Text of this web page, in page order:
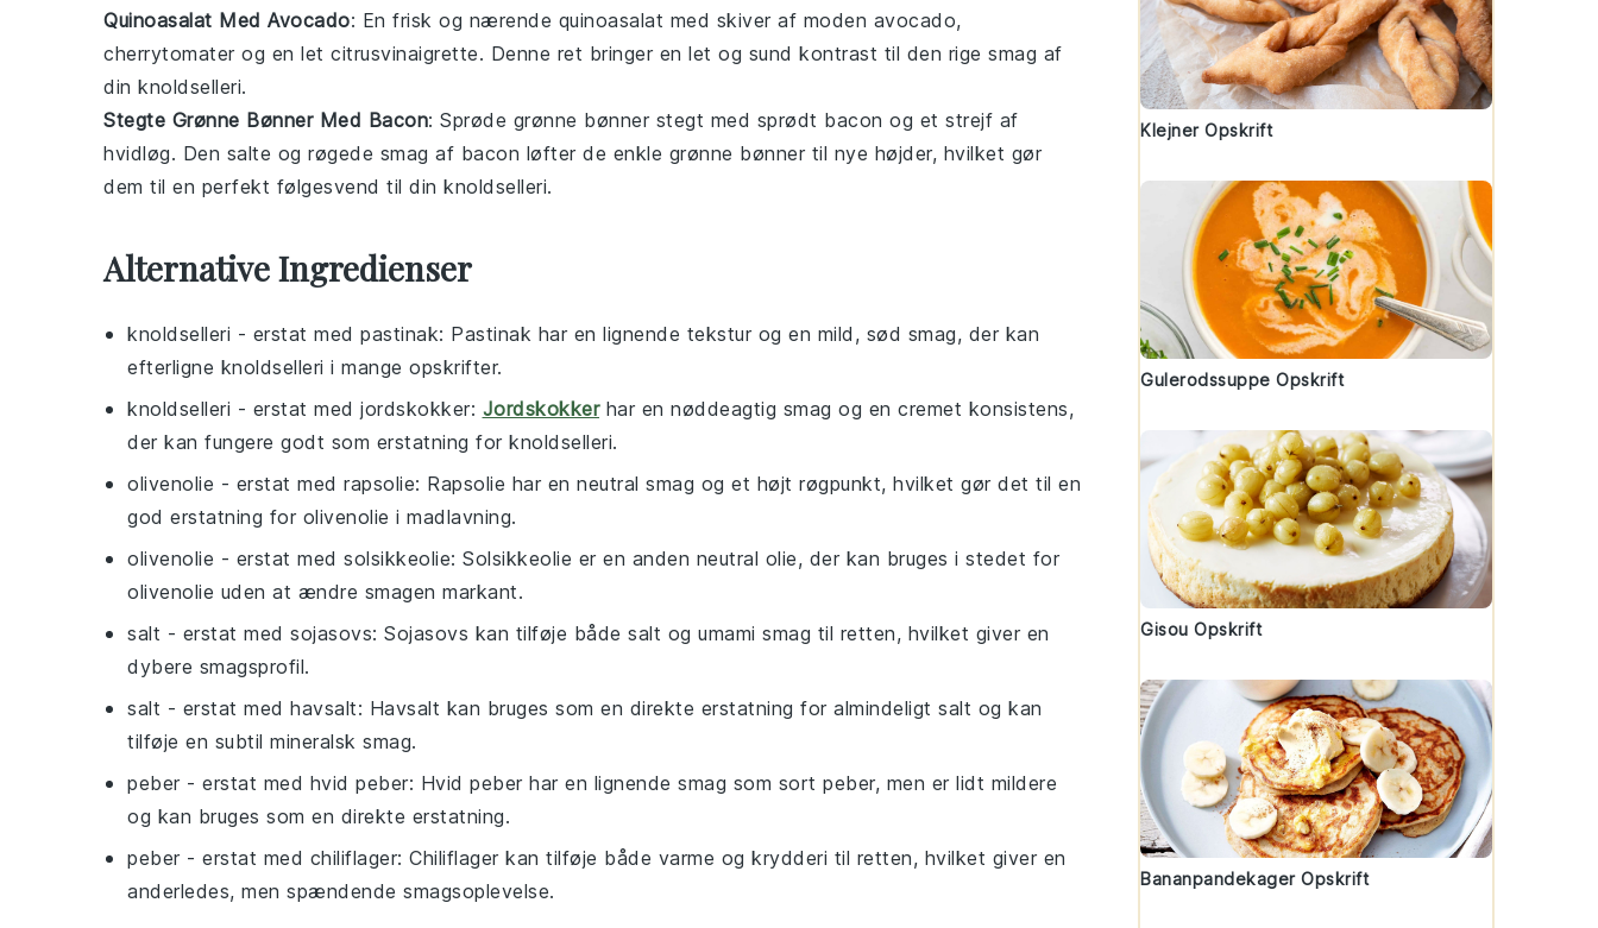
Quinoasalat Med Avocado: En frisk og nærende quinoasalat med skiver af moden avocado,
cherrytomater og en let citrusvinaigrette. Denne ret bringer en let og sund kontrast til den rige smag af
din knoldselleri.
Stegte Grønne Bønner Med Bacon: Sprøde grønne bønner stegt med sprødt bacon og et strejf af
hvidløg. Den salte og røgede smag af bacon løfter de enkle grønne bønner til nye højder, hvilket gør
dem til en perfekt følgesvend til din knoldselleri.
Alternative Ingredienser
knoldselleri - erstat med pastinak: Pastinak har en lignende tekstur og en mild, sød smag, der kan
efterligne knoldselleri i mange opskrifter.
knoldselleri - erstat med jordskokker: Jordskokkerhar en nøddeagtig smag og en cremet konsistens,
der kan fungere godt som erstatning for knoldselleri.
olivenolie - erstat med rapsolie: Rapsolie har en neutral smag og et højt røgpunkt, hvilket gør det til en
god erstatning for olivenolie i madlavning.
olivenolie - erstat med solsikkeolie: Solsikkeolie er en anden neutral olie, der kan bruges i stedet for
olivenolie uden at ændre smagen markant.
salt - erstat med sojasovs: Sojasovs kan tilføje både salt og umami smag til retten, hvilket giver en
dybere smagsprofil.
salt - erstat med havsalt: Havsalt kan bruges som en direkte erstatning for almindeligt salt og kan
tilføje en subtil mineralsk smag.
peber - erstat med hvid peber: Hvid peber har en lignende smag som sort peber, men er lidt mildere
og kan bruges som en direkte erstatning.
peber - erstat med chiliflager: Chiliflager kan tilføje både varme og krydderi til retten, hvilket giver en
anderledes, men spændende smagsoplevelse.
Klejner Opskrift
Gulerodssuppe Opskrift
Gisou Opskrift
Bananpandekager Opskrift